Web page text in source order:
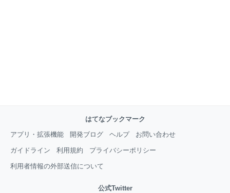
はてなブックマーク
アプリ・拡張機能
開発ブログ ヘルプ お問い合わせ
ガイドライン 利用規約 プライバシーポリシー
利用者情報の外部送信について
公式Twitter